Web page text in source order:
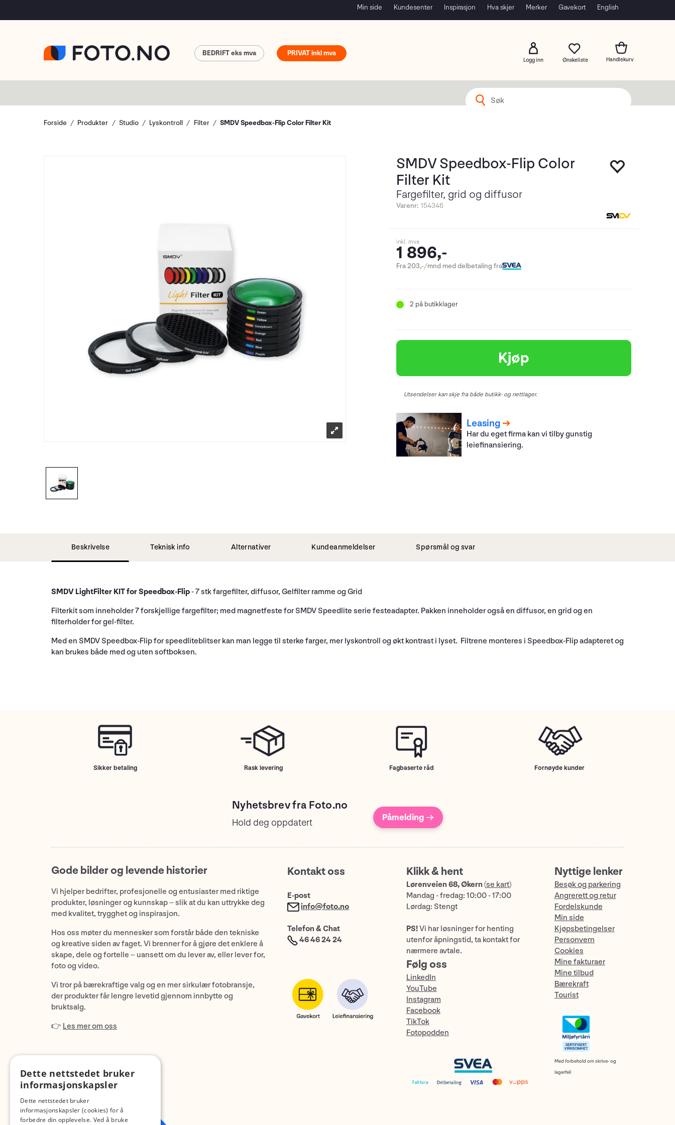
Min side Kundesenter Inspirasjon Hva skjer Merker Gavekort English
Logg inn
PRIVAT
BEDRIFT
Forside Produkter Studio Lyskontroll Filter SMDV Speedbox-Flip Color Filter Kit
SMDV Speedbox-Flip Color
Filter Kit
Fargefilter, grid og diffusor
Varenr: 154346
inkl. mva
1 896,-
Fra 203,-/mnd med delbetaling fra
2 på butikklager
Kjøp
Utsendelser kan skje fra både butikk- og nettlager.
Leasing
Har du eget firma kan vi tilby gunstig
leiefinansiering.
Beskrivelse Teknisk info Alternativer Kundeanmeldelser Spørsmål og svar
SMDV LightFilter KIT for Speedbox-Flip- 7 stk fargefilter, diffusor, Gelfilter ramme og Grid
Filterkit som inneholder 7 forskjellige fargefilter; med magnetfeste for SMDV Speedlite serie festeadapter. Pakken inneholder også en diffusor, en grid og en
filterholder for gel-filter.
Med en SMDV Speedbox-Flip for speedliteblitser kan man legge til sterke farger, mer lyskontroll og økt kontrast i lyset. Filtrene monteres i Speedbox-Flip adapteret og
kan brukes både med og uten softboksen.
Sikker betaling Rask levering Fagbaserte råd Fornøyde kunder
Nyhetsbrev fra Foto.no
Hold deg oppdatert Påmelding →
Gode bilder og levende historier
Vi hjelper bedrifter, profesjonelle og entusiaster med riktige
produkter, løsninger og kunnskap – slik at du kan uttrykke deg
med kvalitet, trygghet og inspirasjon.
Hos oss møter du mennesker som forstår både den tekniske
og kreative siden av faget. Vi brenner for å gjøre det enklere å
skape, dele og fortelle – uansett om du lever av, eller lever for,
foto og video.
Vi tror på bærekraftige valg og en mer sirkulær fotobransje,
der produkter får lengre levetid gjennom innbytte og
bruktsalg.
👉 Les mer om oss
Kontakt oss
E-post
info@foto.no
Telefon & Chat
46 46 24 24
Klikk & hent
Lørenveien 68, Økern (se kart)
Mandag - fredag: 10:00 - 17:00
Lørdag: Stengt
PS!Vi har løsninger for henting
utenfor åpningstid, ta kontakt for
nærmere avtale.
Følg oss
LinkedIn
YouTube
Instagram
Facebook
TikTok
Fotopodden
Nyttige lenker
Besøk og parkering
Angrerett og retur
Fordelskunde
Min side
Kjøpsbetingelser
Personvern
Cookies
Mine fakturaer
Mine tilbud
Bærekraft
Tourist
Med forbehold om skrive- og
lagerfeil
Dette nettstedet bruker
informasjonskapsler
Dette nettstedet bruker
informasjonskapsler (cookies) for å
forbedre din opplevelse. Ved å bruke